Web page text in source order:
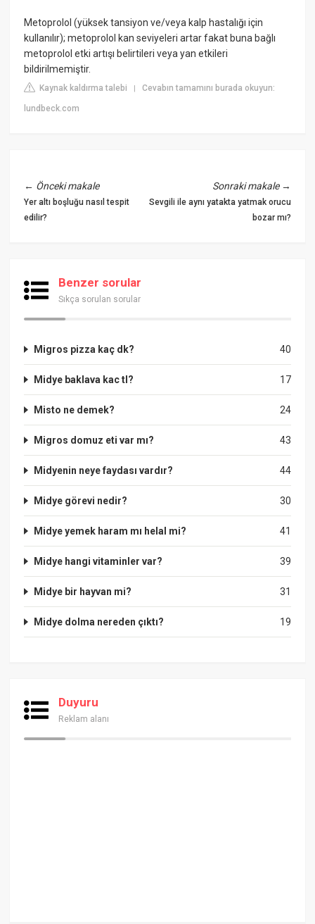
Metoprolol (yüksek tansiyon ve/veya kalp hastalığı için
kullanılır); metoprolol kan seviyeleri artar fakat buna bağlı
metoprolol etki artışı belirtileri veya yan etkileri
bildirilmemiştir.
Kaynak kaldırma talebi |Cevabın tamamını burada okuyun:
lundbeck.com
← Önceki makale
Yer altı boşluğu nasıl tespit
edilir?
Sonraki makale→
Sevgili ile aynı yatakta yatmak orucu
bozar mı?
Benzer sorular
Sıkça sorulan sorular
40
Migros pizza kaç dk?
17
Midye baklava kac tl?
24
Misto ne demek?
43
Migros domuz eti var mı?
44
Midyenin neye faydası vardır?
30
Midye görevi nedir?
41
Midye yemek haram mı helal mi?
39
Midye hangi vitaminler var?
31
Midye bir hayvan mi?
19
Midye dolma nereden çıktı?
Duyuru
Reklam alanı